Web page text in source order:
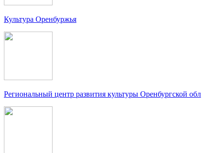
Культура Оренбуржья
Региональный центр развития культуры Оренбургской обл